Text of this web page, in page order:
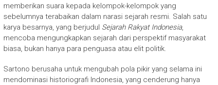
memberikan suara kepada kelompok-kelompok yang
sebelumnya terabaikan dalam narasi sejarah resmi. Salah satu
karya besarnya, yang berjudul Sejarah Rakyat Indonesia,
mencoba mengungkapkan sejarah dari perspektif masyarakat
biasa, bukan hanya para penguasa atau elit politik.
Sartono berusaha untuk mengubah pola pikir yang selama ini
mendominasi historiografi Indonesia, yang cenderung hanya